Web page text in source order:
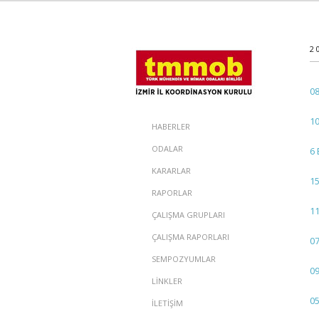
HABERLER
ODALAR
KARARLAR
RAPORLAR
ÇALIŞMA GRUPLARI
ÇALIŞMA RAPORLARI
SEMPOZYUMLAR
LİNKLER
İLETİŞİM
6